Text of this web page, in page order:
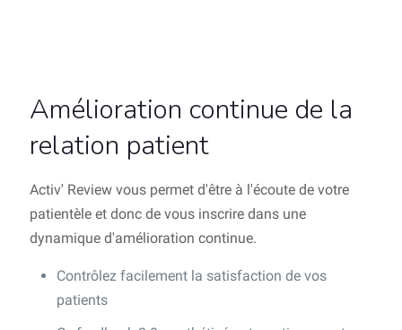
Amélioration continue de la
relation patient
Activ' Review vous permet d'être à l'écoute de votre
patientèle et donc de vous inscrire dans une
dynamique d'amélioration continue.
Contrôlez facilement la satisfaction de vos
patients